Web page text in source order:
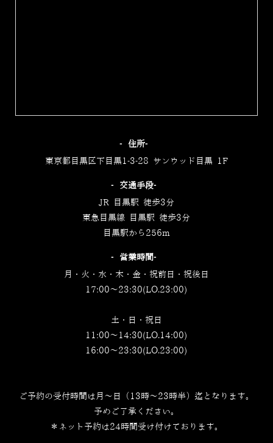
‐住所‐
東京都目黒区下目黒1-3-28 サンウッド目黒 1F
‐交通手段‐
JR 目黒駅 徒歩3分
東急目黒線 目黒駅 徒歩3分
目黒駅から256m
‐営業時間‐
月・火・水・木・金・祝前日・祝後日
17:00～23:30(LO.23:00)
土・日・祝日
11:00～14:30(LO.14:00)
16:00～23:30(LO.23:00)
ご予約の受付時間は月～日（13時～23時半）迄となります。
予めご了承ください。
＊ネット予約は24時間受け付けております。